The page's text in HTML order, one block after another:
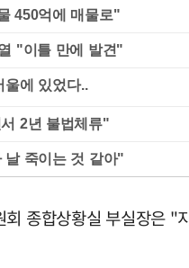
450억에 매물로"
"이틀 만에 발견"
2년 불법체류"
날 죽이는 것 같아"
종합상황실 부실장은